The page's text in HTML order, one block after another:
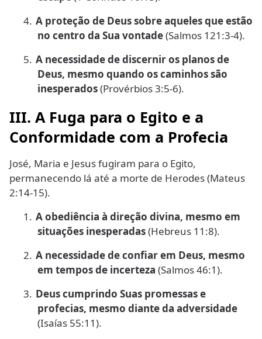
4. A proteção de Deus sobre aqueles que estão
no centro da Sua vontade(Salmos 121:3-4).
5. A necessidade de discernir os planos de
Deus, mesmo quando os caminhos são
inesperados(Provérbios 3:5-6).
III. A Fuga para o Egito e a
Conformidade com a Profecia
José, Maria e Jesus fugiram para o Egito,
permanecendo lá até a morte de Herodes (Mateus
2:14-15).
1. A obediência à direção divina, mesmo em
situações inesperadas(Hebreus 11:8).
2. A necessidade de confiar em Deus, mesmo
em tempos de incerteza (Salmos 46:1).
3. Deus cumprindo Suas promessas e
profecias, mesmo diante da adversidade
(Isaías 55:11).